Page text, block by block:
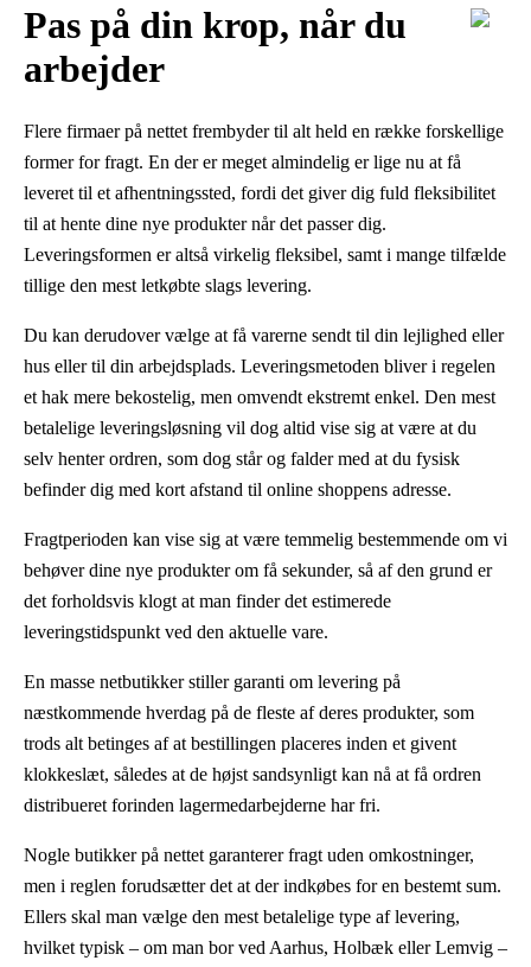
Pas på din krop, når du
arbejder
Flere firmaer på nettet frembyder til alt held en række forskellige
former for fragt. En der er meget almindelig er lige nu at få
leveret til et afhentningssted, fordi det giver dig fuld fleksibilitet
til at hente dine nye produkter når det passer dig.
Leveringsformen er altså virkelig fleksibel, samt i mange tilfælde
tillige den mest letkøbte slags levering.
Du kan derudover vælge at få varerne sendt til din lejlighed eller
hus eller til din arbejdsplads. Leveringsmetoden bliver i regelen
et hak mere bekostelig, men omvendt ekstremt enkel. Den mest
betalelige leveringsløsning vil dog altid vise sig at være at du
selv henter ordren, som dog står og falder med at du fysisk
befinder dig med kort afstand til online shoppens adresse.
Fragtperioden kan vise sig at være temmelig bestemmende om vi
behøver dine nye produkter om få sekunder, så af den grund er
det forholdsvis klogt at man finder det estimerede
leveringstidspunkt ved den aktuelle vare.
En masse netbutikker stiller garanti om levering på
næstkommende hverdag på de fleste af deres produkter, som
trods alt betinges af at bestillingen placeres inden et givent
klokkeslæt, således at de højst sandsynligt kan nå at få ordren
distribueret forinden lagermedarbejderne har fri.
Nogle butikker på nettet garanterer fragt uden omkostninger,
men i reglen forudsætter det at der indkøbes for en bestemt sum.
Ellers skal man vælge den mest betalelige type af levering,
hvilket typisk – om man bor ved Aarhus, Holbæk eller Lemvig –